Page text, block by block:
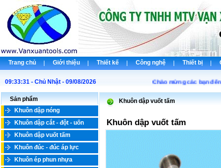
Trang chủ Giới thiệu Thiết kế Công nghệ Thiết bị
09:33:31 - Chủ Nhật - 09/08/2026 Chào mừng các bạn đến
Sản phẩm
Khuôn dập nóng
Khuôn dập cắt - đột - uốn
Khuôn dập vuốt tấm
Khuôn đúc - đúc áp lực
Khuôn ép phun nhựa
Khuôn dập vuốt tấm
Khuôn dập vuốt tấm